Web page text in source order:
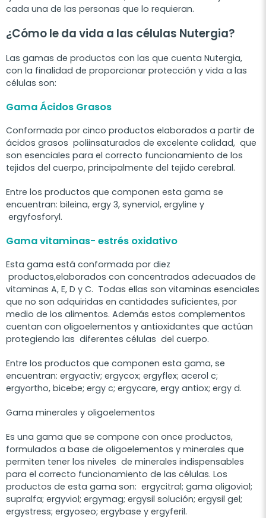
cada una de las personas que lo requieran.
¿Cómo le da vida a las células Nutergia?
Las gamas de productos con las que cuenta Nutergia,
con la finalidad de proporcionar protección y vida a las
células son:
Gama Ácidos Grasos
Conformada por cinco productos elaborados a partir de
ácidos grasos poliinsaturados de excelente calidad, que
son esenciales para el correcto funcionamiento de los
tejidos del cuerpo, principalmente del tejido cerebral.
Entre los productos que componen esta gama se
encuentran: bileina, ergy 3, synerviol, ergyline y
ergyfosforyl.
Gama vitaminas- estrés oxidativo
Esta gama está conformada por diez
productos,elaborados con concentrados adecuados de
vitaminas A, E, D y C. Todas ellas son vitaminas esenciales
que no son adquiridas en cantidades suficientes, por
medio de los alimentos. Además estos complementos
cuentan con oligoelementos y antioxidantes que actúan
protegiendo las diferentes células del cuerpo.
Entre los productos que componen esta gama, se
encuentran: ergyactiv; ergycox; ergyflex; acerol c;
ergyortho, bicebe; ergy c; ergycare, ergy antiox; ergy d.
Gama minerales y oligoelementos
Es una gama que se compone con once productos,
formulados a base de oligoelementos y minerales que
permiten tener los niveles de minerales indispensables
para el correcto funcionamiento de las células. Los
productos de esta gama son: ergycitral; gama oligoviol;
supralfa; ergyviol; ergymag; ergysil solución; ergysil gel;
ergystress; ergyoseo; ergybase y ergyferil.